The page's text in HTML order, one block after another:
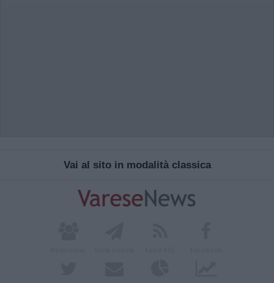
Vai al sito in modalità classica